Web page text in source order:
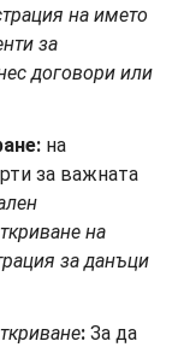
на името
за
договори или
на
за важната
на
за данъци
: За да